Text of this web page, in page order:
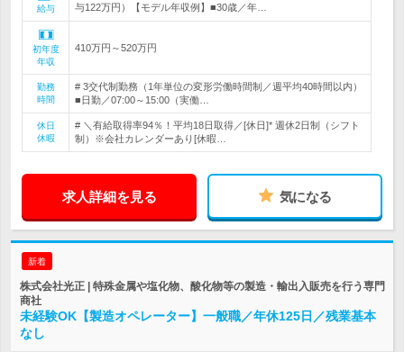
給与
与122万円）【モデル年収例】■30歳／年…
初年度
年収
410万円～520万円
勤務
時間
# 3交代制勤務（1年単位の変形労働時間制／週平均40時間以内）
■日勤／07:00～15:00（実働…
休日
休暇
# ＼有給取得率94％！平均18日取得／[休日]* 週休2日制（シフト
制）※会社カレンダーあり[休暇…
求人詳細を見る 気になる
新着
株式会社光正 | 特殊金属や塩化物、酸化物等の製造・輸出入販売を行う専門
商社
未経験OK【製造オペレーター】一般職／年休125日／残業基本
なし